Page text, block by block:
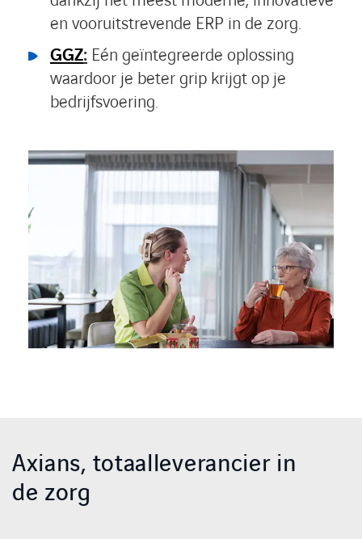
en vooruitstrevende ERP in de zorg.
GGZ: Eén geïntegreerde oplossing
waardoor je beter grip krijgt op je
bedrijfsvoering.
Axians, totaalleverancier in
de zorg